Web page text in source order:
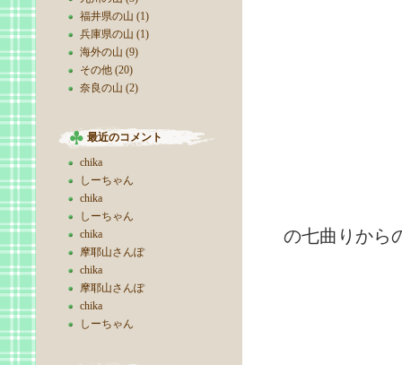
福井県の山 (1)
兵庫県の山 (1)
海外の山 (9)
その他 (20)
奈良の山 (2)
最近のコメント
chika
しーちゃん
chika
しーちゃん
chika
摩耶山さんぽ
chika
摩耶山さんぽ
chika
しーちゃん
の七曲りから